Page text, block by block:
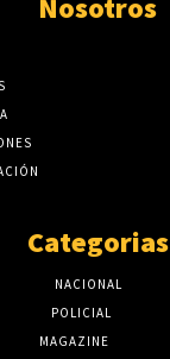
Nosotros
Categorias
NACIONAL
POLICIAL
MAGAZINE